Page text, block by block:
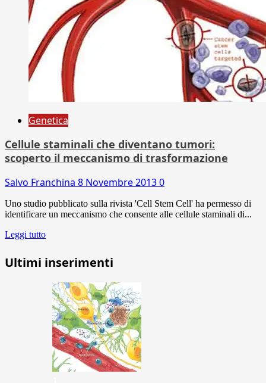
Genetica
Cellule staminali che diventano tumori:
scoperto il meccanismo di trasformazione
Salvo Franchina 8 Novembre 20130
Uno studio pubblicato sulla rivista 'Cell Stem Cell' ha permesso di
identificare un meccanismo che consente alle cellule staminali di...
Leggi tutto
Ultimi inserimenti